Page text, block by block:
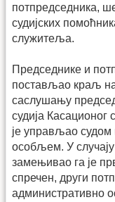
потпредседника,
судијских
служитеља.
Председнике и
постављао краљ
саслушању
судија Касационог
је управљао судом
особљем. У
замењивао га је
спречен, други
административно